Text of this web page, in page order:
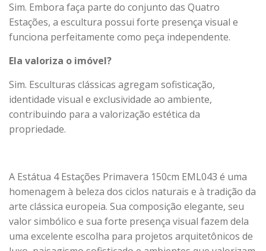
Sim. Embora faça parte do conjunto das Quatro
Estações, a escultura possui forte presença visual e
funciona perfeitamente como peça independente.
Ela valoriza o imóvel?
Sim. Esculturas clássicas agregam sofisticação,
identidade visual e exclusividade ao ambiente,
contribuindo para a valorização estética da
propriedade.
A Estátua 4 Estações Primavera 150cm EML043 é uma
homenagem à beleza dos ciclos naturais e à tradição da
arte clássica europeia. Sua composição elegante, seu
valor simbólico e sua forte presença visual fazem dela
uma excelente escolha para projetos arquitetônicos de